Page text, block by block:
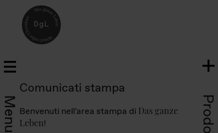
Menu Prodotti
Comunicati stampa
Benvenuti nell'area stampa di Das ganze
Leben!